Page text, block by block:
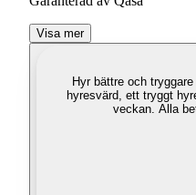
Visa mer
Hyr bättre och
hyresvärd, ett tryggt
veckan. Alla